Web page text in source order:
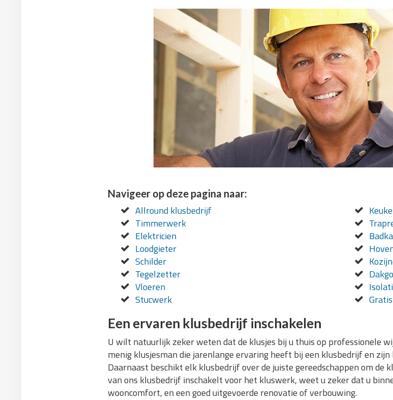
Navigeer op deze pagina naar:
Allround klusbedrijf
Timmerwerk
Elektricien
Loodgieter
Schilder
Tegelzetter
Vloeren
Stucwerk
Een ervaren klusbedrijf inschakelen
U wilt natuurlijk zeker weten dat de klusjes bij u thuis op professionele
menig klusjesman die jarenlange ervaring heeft bij een klusbedrijf en
Daarnaast beschikt elk klusbedrijf over de juiste gereedschappen om de
van ons klusbedrijf inschakelt voor het kluswerk, weet u zeker dat u
wooncomfort, en een goed uitgevoerde renovatie of verbouwing.